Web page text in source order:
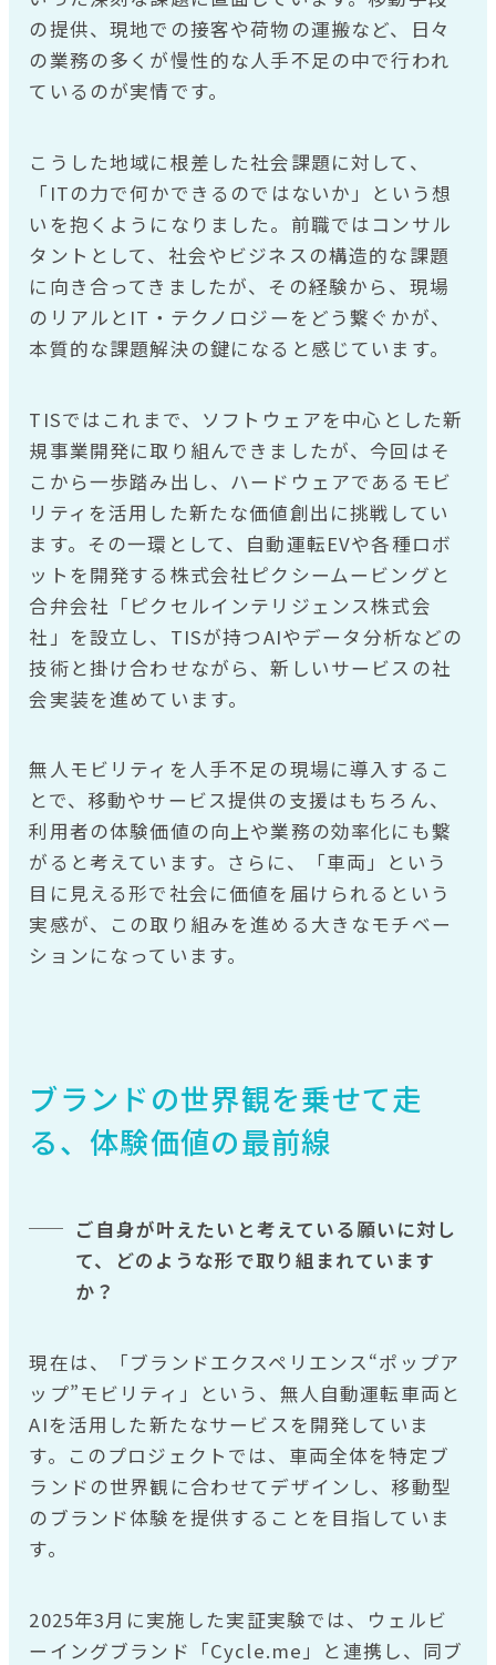
の提供、現地での接客や荷物の運搬など、日々
の業務の多くが慢性的な人手不足の中で行われ
ているのが実情です。
こうした地域に根差した社会課題に対して、
「ITの力で何かできるのではないか」という想
いを抱くようになりました。前職ではコンサル
タントとして、社会やビジネスの構造的な課題
に向き合ってきましたが、その経験から、現場
のリアルとIT・テクノロジーをどう繋ぐかが、
本質的な課題解決の鍵になると感じています。
TISではこれまで、ソフトウェアを中心とした新
規事業開発に取り組んできましたが、今回はそ
こから一歩踏み出し、ハードウェアであるモビ
リティを活用した新たな価値創出に挑戦してい
ます。その一環として、自動運転EVや各種ロボ
ットを開発する株式会社ピクシームービングと
合弁会社「ピクセルインテリジェンス株式会
社」を設立し、TISが持つAIやデータ分析などの
技術と掛け合わせながら、新しいサービスの社
会実装を進めています。
無人モビリティを人手不足の現場に導入するこ
とで、移動やサービス提供の支援はもちろん、
利用者の体験価値の向上や業務の効率化にも繋
がると考えています。さらに、「車両」という
目に見える形で社会に価値を届けられるという
実感が、この取り組みを進める大きなモチベー
ションになっています。
ブランドの世界観を乗せて走
る、体験価値の最前線
ご自身が叶えたいと考えている願いに対し
て、どのような形で取り組まれています
か？
現在は、「ブランドエクスペリエンス“ポップア
ップ”モビリティ」という、無人自動運転車両と
AIを活用した新たなサービスを開発していま
す。このプロジェクトでは、車両全体を特定ブ
ランドの世界観に合わせてデザインし、移動型
のブランド体験を提供することを目指していま
す。
2025年3月に実施した実証実験では、ウェルビ
ーイングブランド「Cycle.me」と連携し、同ブ